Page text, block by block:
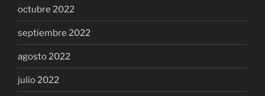
octubre 2022
septiembre 2022
agosto 2022
julio 2022